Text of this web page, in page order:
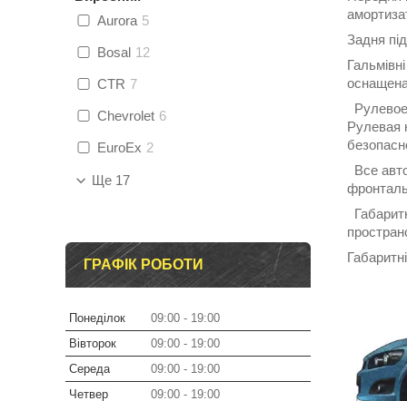
Задня
Рулевая
Все
Aurora 5
Bosal 12
CTR 7
Chevrolet 6
EuroEx 2
Ще 17
ГРАФІК РОБОТИ
Понеділок 09:00
19:00
Вівторок
09:00
19:00
Середа
09:00
19:00
Четвер
09:00
19:00